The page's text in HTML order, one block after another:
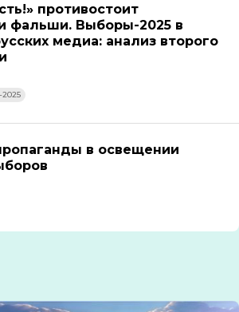
противостоит
фальши. Выборы-2025 в
медиа: анализ второго
в освещении